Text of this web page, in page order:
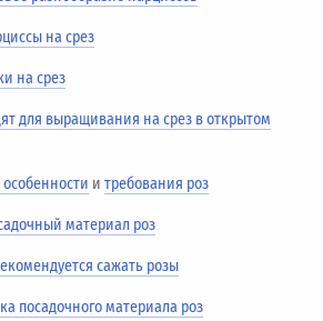
на срез
на срез
для выращивания на срез в открытом
итребования роз
материал роз
сажать розы
посадочного материала роз